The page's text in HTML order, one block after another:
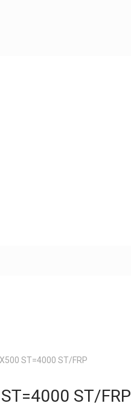
ST=4000 ST/FRP
ST/FRP